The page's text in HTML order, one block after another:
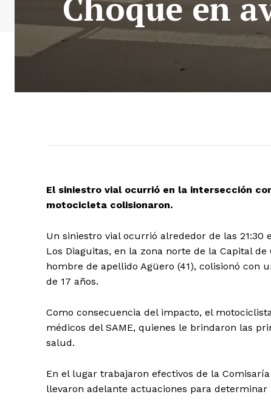
El siniestro vial ocurrió en la intersección
motocicleta colisionaron.
Un siniestro vial ocurrió alrededor de las 21:30
Los Diaguitas, en la zona norte de la Capital
hombre de apellido Agüero (41), colisionó con
de 17 años.
Como consecuencia del impacto, el
médicos del SAME, quienes le brindaron las
salud.
En el lugar trabajaron efectivos de la
llevaron adelante actuaciones para determinar